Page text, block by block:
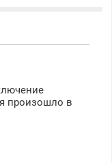
денежная
Возможно
произошло в